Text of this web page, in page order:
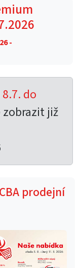
-
do
zobrazit již
prodejní